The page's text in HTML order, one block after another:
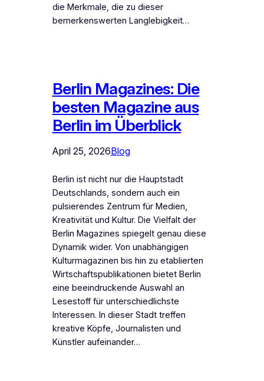
die Merkmale, die zu dieser
bemerkenswerten Langlebigkeit…
Berlin Magazines: Die
besten Magazine aus
Berlin im Überblick
April 25, 2026Blog
Berlin ist nicht nur die Hauptstadt
Deutschlands, sondern auch ein
pulsierendes Zentrum für Medien,
Kreativität und Kultur. Die Vielfalt der
Berlin Magazines spiegelt genau diese
Dynamik wider. Von unabhängigen
Kulturmagazinen bis hin zu etablierten
Wirtschaftspublikationen bietet Berlin
eine beeindruckende Auswahl an
Lesestoff für unterschiedlichste
Interessen. In dieser Stadt treffen
kreative Köpfe, Journalisten und
Künstler aufeinander…